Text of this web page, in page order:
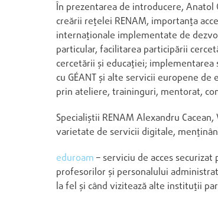
În prezentarea de introducere,
creării rețelei RENAM, importanța
internaționale implementate de
particular, facilitarea participării
cercetării și educației;
cu GÉANT și alte servicii europene
prin ateliere, traininguri, mentorat,
Specialiștii RENAM Alexandru
varietate de servicii digitale,
eduroam – serviciu de acces
profesorilor și personalului
la fel și când vizitează alte instituții